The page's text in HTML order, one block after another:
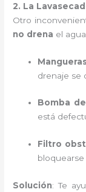
2. La
Otro
no drena el
drenaje se
Bomba
está
Filtro
bloquearse
Solución: Te